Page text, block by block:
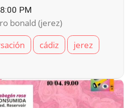
PM
bonald (jerez)
cádiz
jerez